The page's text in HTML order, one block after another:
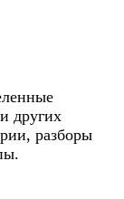
других
разборы